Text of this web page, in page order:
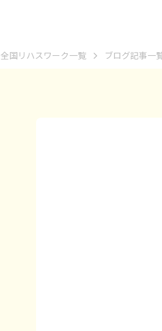
全国リハスワーク一覧 ブログ記事一